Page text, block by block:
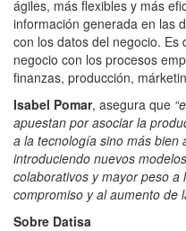
ágiles, más flexibles y más
información generada en las
con los datos del negocio. Es
negocio con los procesos
finanzas, producción,
Isabel Pomar, asegura que
apuestan por asociar la
a la tecnología sino más bien
introduciendo nuevos
colaborativos y mayor peso
compromiso y al aumento de
Sobre Datisa